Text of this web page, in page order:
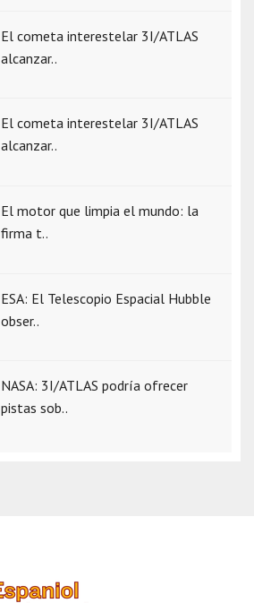
El cometa interestelar 3I/ATLAS
alcanzar..
El cometa interestelar 3I/ATLAS
alcanzar..
El motor que limpia el mundo: la
firma t..
ESA: El Telescopio Espacial Hubble
obser..
NASA: 3I/ATLAS podría ofrecer
pistas sob..